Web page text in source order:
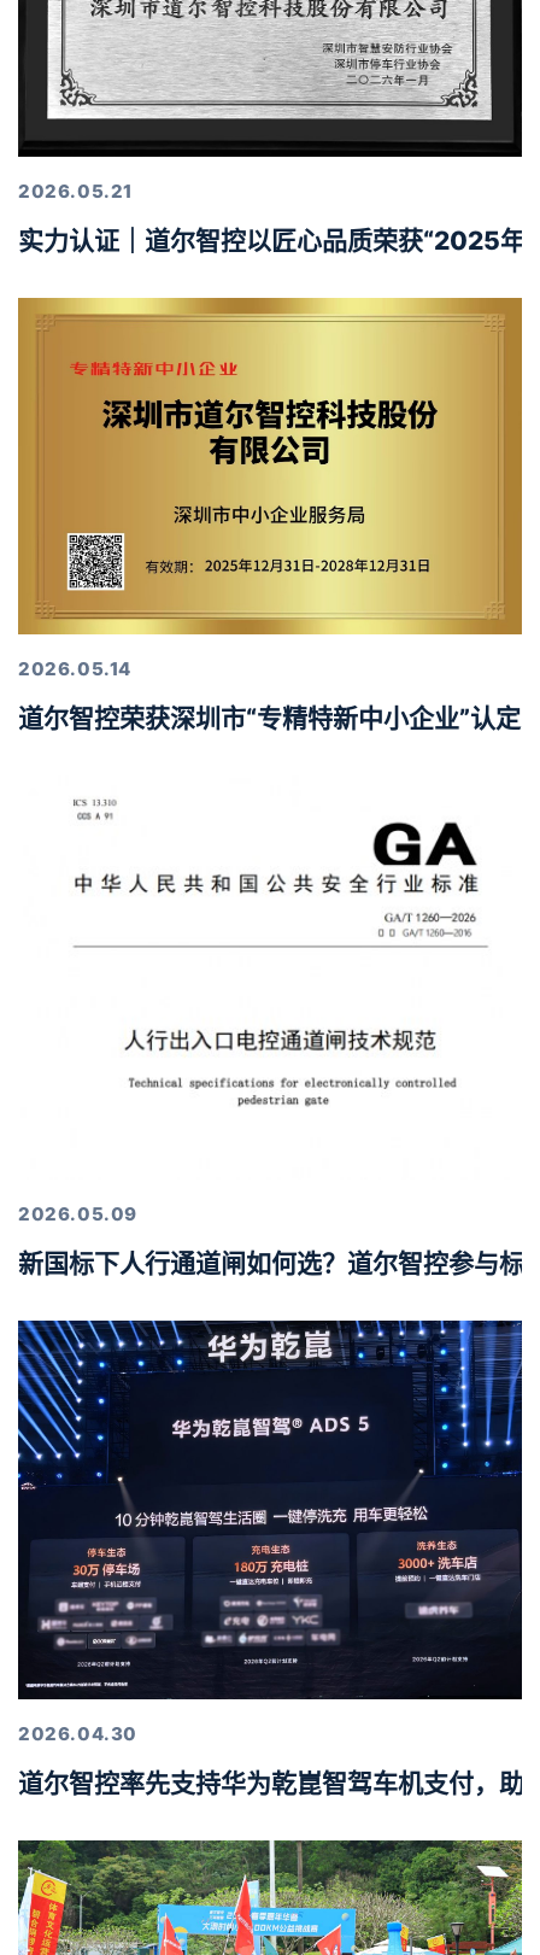
2026.05.21
实力认证｜道尔智控以匠心品质荣获“2025年
2026.05.14
道尔智控荣获深圳市“专精特新中小企业”认定
2026.05.09
新国标下人行通道闸如何选？道尔智控参与标
2026.04.30
道尔智控率先支持华为乾崑智驾车机支付，助